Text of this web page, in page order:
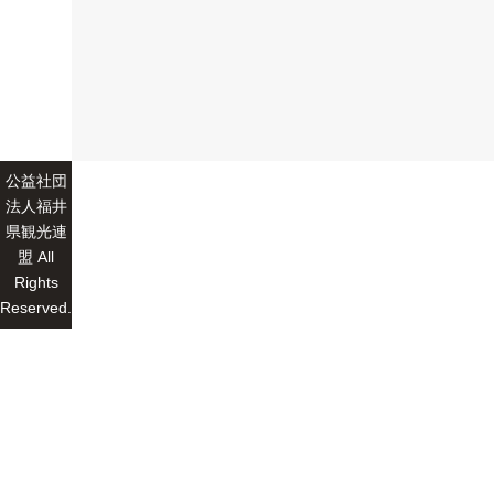
公益社団
法人福井
県観光連
盟 All
Rights
Reserved.